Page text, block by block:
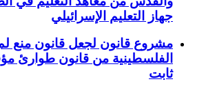
جهاز التعليم الإسرائيلي
مشروع قانون لجعل قانون منع
الفلسطينية من قانون طوارئ
ثابت